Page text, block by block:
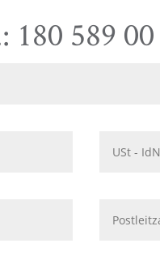
589 00